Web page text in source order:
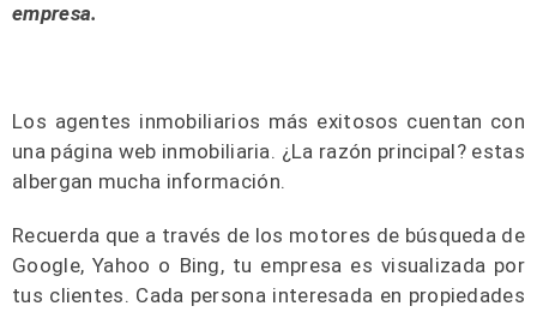
empresa.
Los agentes inmobiliarios más exitosos cuentan con
una página web inmobiliaria. ¿La razón principal? estas
albergan mucha información.
Recuerda que a través de los motores de búsqueda de
Google, Yahoo o Bing, tu empresa es visualizada por
tus clientes. Cada persona interesada en propiedades